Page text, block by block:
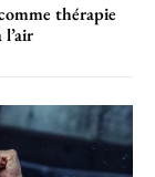
thérapie